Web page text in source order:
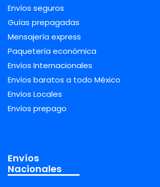
Envíos seguros
Guías prepagadas
Mensajería express
Paquetería económica
Envíos Internacionales
Envíos baratos a todo México
Envíos Locales
Envíos prepago
Envíos
Nacionales